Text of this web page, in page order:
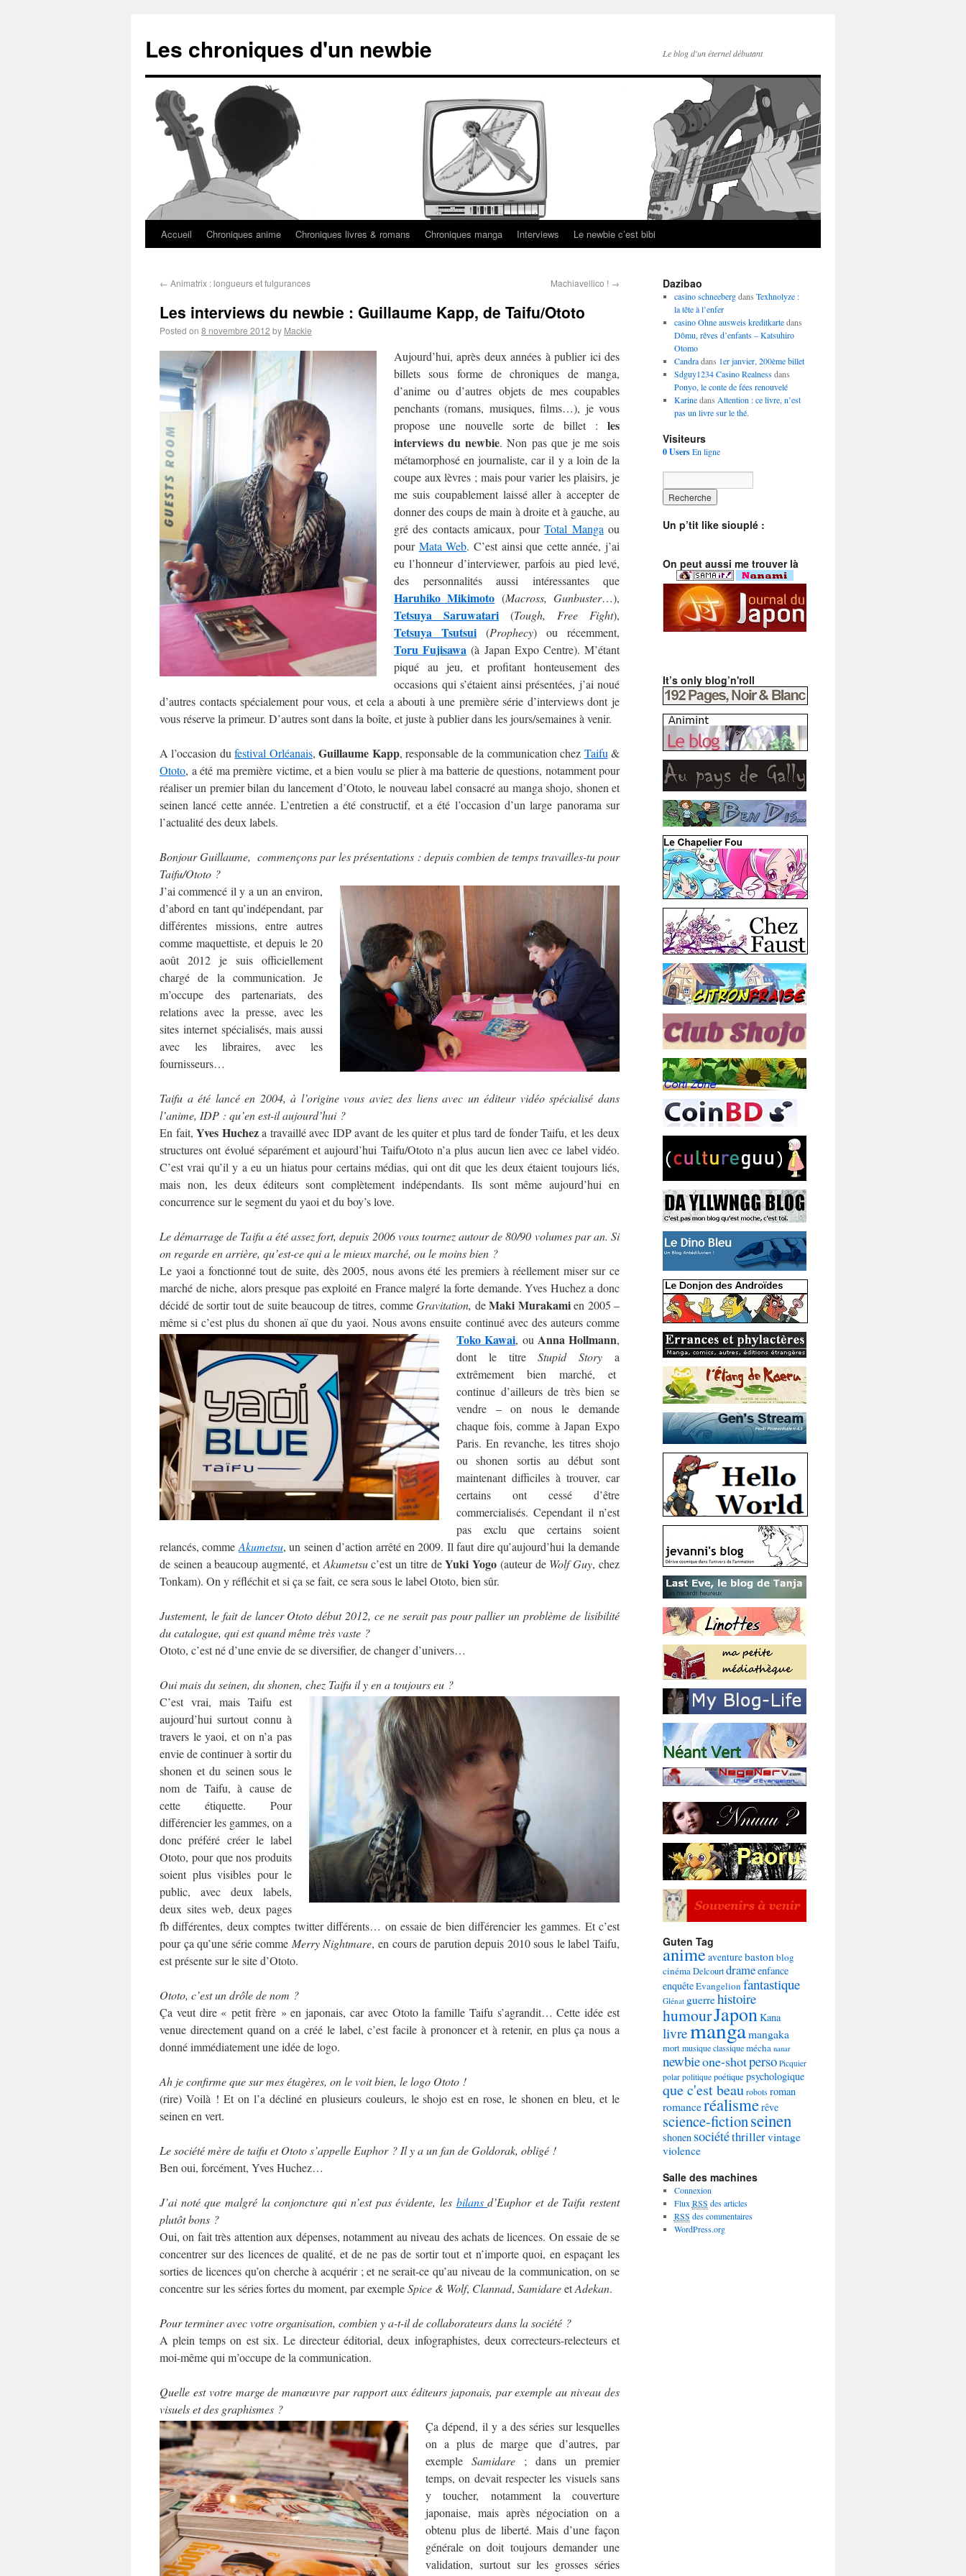
Les chroniques d'un newbie Le blog d'un éternel débutant
Accueil Chroniques anime Chroniques livres & romans Chroniques manga Interviews Le newbie c’est bibi
← Animatrix : longueurs et fulgurances Machiavellico ! →
Les interviews du newbie : Guillaume Kapp, de Taifu/Ototo
Posted on 8 novembre 2012 by Mackie
Aujourd’hui, après deux années à publier ici des
billets sous forme de chroniques de manga,
d’anime ou d’autres objets de mes coupables
penchants (romans, musiques, films…), je vous
propose une nouvelle sorte de billet : les
interviews du newbie. Non pas que je me sois
métamorphosé en journaliste, car il y a loin de la
coupe aux lèvres ; mais pour varier les plaisirs, je
me suis coupablement laissé aller à accepter de
donner des coups de main à droite et à gauche, au
gré des contacts amicaux, pourTotal Manga ou
pour Mata Web. C’est ainsi que cette année, j’ai
eu l’honneur d’interviewer, parfois au pied levé,
des personnalités aussi intéressantes que
Haruhiko Mikimoto (Macross, Gunbuster…),
Tetsuya Saruwatari (Tough, Free Fight),
Tetsuya Tsutsui (Prophecy) ou récemment,
Toru Fujisawa (à Japan Expo Centre). M’étant
piqué au jeu, et profitant honteusement des
occasions qui s’étaient ainsi présentées, j’ai noué
d’autres contacts spécialement pour vous, et cela a abouti à une première série d’interviews dont je
vous réserve la primeur. D’autres sont dans la boîte, et juste à publier dans les jours/semaines à venir.
A l’occasion dufestival Orléanais, Guillaume Kapp, responsable de la communication chez Taifu &
Ototo, a été ma première victime, et a bien voulu se plier à ma batterie de questions, notamment pour
réaliser un premier bilan du lancement d’Ototo, le nouveau label consacré au manga shojo, shonen et
seinen lancé cette année. L’entretien a été constructif, et a été l’occasion d’un large panorama sur
l’actualité des deux labels.
Bonjour Guillaume, commençons par les présentations : depuis combien de temps travailles-tu pour
Taifu/Ototo ?
J’ai commencé il y a un an environ,
d’abord en tant qu’indépendant, par
différentes missions, entre autres
comme maquettiste, et depuis le 20
août 2012 je suis officiellement
chargé de la communication. Je
m’occupe des partenariats, des
relations avec la presse, avec les
sites internet spécialisés, mais aussi
avec les libraires, avec les
fournisseurs…
Taifu a été lancé en 2004, à l’origine vous aviez des liens avec un éditeur vidéo spécialisé dans
l’anime, IDP : qu’en est-il aujourd’hui ?
En fait,Yves Hucheza travaillé avec IDP avant de les quiter et plus tard de fonder Taifu, et les deux
structures ont évolué séparément et aujourd’hui Taifu/Ototo n’a plus aucun lien avec ce label vidéo.
C’est vrai qu’il y a eu un hiatus pour certains médias, qui ont dit que les deux étaient toujours liés,
mais non, les deux éditeurs sont complètement indépendants. Ils sont même aujourd’hui en
concurrence sur le segment du yaoi et du boy’s love.
Le démarrage de Taifu a été assez fort, depuis 2006 vous tournez autour de 80/90 volumes par an. Si
on regarde en arrière, qu’est-ce qui a le mieux marché, ou le moins bien ?
Le yaoi a fonctionné tout de suite, dès 2005, nous avons été les premiers à réellement miser sur ce
marché de niche, alors presque pas exploité en France malgré la forte demande. Yves Huchez a donc
décidé de sortir tout de suite beaucoup de titres, commeGravitation, deMaki Murakamien 2005 –
même si c’est plus du shonen aï que du yaoi.Nous avons ensuite continué avec des auteurs comme
Toko Kawai, ou Anna Hollmann,
dont le titreStupid Story a
extrêmement bien marché, et
continue d’ailleurs de très bien se
vendre – on nous le demande
chaque fois, comme à Japan Expo
Paris. En revanche, les titres shojo
ou shonen sortis au début sont
maintenant difficiles à trouver, car
certains ont cessé d’être
commercialisés. Cependant il n’est
pas exclu que certains soient
relancés, comme Akumetsu, un seinen d’action arrêté en 2009. Il faut dire qu’aujourd’hui la demande
de seinen a beaucoup augmenté, etAkumetsuc’est un titre deYuki Yogo (auteur de Wolf Guy, chez
Tonkam). On y réfléchit et si ça se fait, ce sera sous le label Ototo, bien sûr.
Justement, le fait de lancer Ototo début 2012, ce ne serait pas pour pallier un problème de lisibilité
du catalogue, qui est quand même très vaste ?
Ototo, c’est né d’une envie de se diversifier, de changer d’univers…
Oui mais du seinen, du shonen, chez Taifu il y en a toujours eu ?
C’est vrai, mais Taifu est
aujourd’hui surtout connu à
travers le yaoi, et on n’a pas
envie de continuer à sortir du
shonen et du seinen sous le
nom de Taifu, à cause de
cette étiquette. Pour
différencier les gammes, on a
donc préféré créer le label
Ototo, pour que nos produits
soient plus visibles pour le
public, avec deux labels,
deux sites web, deux pages
fb différentes, deux comptes twitter différents… on essaie de bien différencier les gammes. Et c’est
pour ça qu’une série comme Merry Nightmare, en cours de parution depuis 2010 sous le label Taifu,
est présente sur le site d’Ototo.
Ototo, c’est un drôle de nom ?
Ça veut dire « petit frère » en japonais, car avec Ototo la famille Taifu s’agrandit… Cette idée est
venue directement quand on a créé le label, c’est facile à prononcer et à retenir, en plus ça nous a
donné immédiatement une idée de logo.
Ah je confirme que sur mes étagères, on le voit bien, le logo Ototo !
(rire) Voilà ! Et on l’a décliné en plusieurs couleurs, le shojo est en rose, le shonen en bleu, et le
seinen en vert.
Le société mère de taifu et Ototo s’appelle Euphor ? Il y a un fan de Goldorak, obligé !
Ben oui, forcément, Yves Huchez…
J’ai noté que malgré la conjoncture qui n’est pas évidente, les bilansd’Euphor et de Taifu restent
plutôt bons ?
Oui, on fait très attention aux dépenses, notamment au niveau des achats de licences. On essaie de se
concentrer sur des licences de qualité, et de ne pas de sortir tout et n’importe quoi, en espaçant les
sorties de licences qu’on cherche à acquérir ; et ne serait-ce qu’au niveau de la communication, on se
concentre sur les séries fortes du moment, par exempleSpice & Wolf, Clannad, SamidareetAdekan.
Pour terminer avec votre organisation, combien y a-t-il de collaborateurs dans la société ?
A plein temps on est six. Le directeur éditorial, deux infographistes, deux correcteurs-relecteurs et
moi-même qui m’occupe de la communication.
Quelle est votre marge de manœuvre par rapport aux éditeurs japonais, par exemple au niveau des
visuels et des graphismes ?
Ça dépend, il y a des séries sur lesquelles
on a plus de marge que d’autres, par
exemple Samidare ; dans un premier
temps, on devait respecter les visuels sans
y toucher, notamment la couverture
japonaise, mais après négociation on a
obtenu plus de liberté. Mais d’une façon
générale on doit toujours demander une
validation, surtout sur les grosses séries
Dazibao
casino schneebergdans Texhnolyze :
la tête à l’enfer
casino Ohne ausweis kreditkartedans
Dômu, rêves d’enfants – Katsuhiro
Otomo
Candradans 1er janvier, 200ème billet
Sdguy1234 Casino Realnessdans
Ponyo, le conte de fées renouvelé
Karinedans Attention : ce livre, n’est
pas un livre sur le thé.
Visiteurs
0 UsersEn ligne
Un p’tit like siouplé :
On peut aussi me trouver là
It’s only blog’n'roll
Guten Tag
animeaventurebaston blog
cinémaDelcourtdrameenfance
enquêteEvangelion fantastique
Glénat guerrehistoire
humourJapon Kana
livremangamangaka
mortmusique classiquemécha nanar
newbieone-shotperso Picquier
polar politique poétique psychologique
que c'est beaurobotsroman
romanceréalismerêve
science-fictionseinen
shonen sociététhrillervintage
violence
Salle des machines
Connexion
Flux RSS des articles
RSS des commentaires
WordPress.org